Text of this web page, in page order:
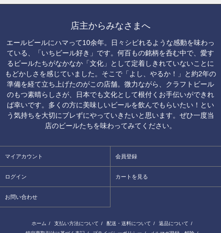
店主からみなさまへ
エールビールにハマって10余年。日々シビれるような感動を味わっ
ている、「いちビール好き」です。何百もの銘柄を呑む中で、愛す
るビールたちがなかなか「文化」として定着しきれていないことに
もどかしさを感じていました。そこで「よし、やるか！」と約2年の
準備を経て立ち上げたのがこの店舗。微力ながら、クラフトビール
のもつ素晴らしさが、日本でも文化として根付くお手伝いができれ
ば幸いです。多くの方に美味しいビールを飲んでもらいたい！とい
う気持ちを大切にブレずにやっていきたいと思います。ぜひ一度当
店のビールたちを味わってみてください。
マイアカウント 会員登録
ログイン カートを見る
お問い合わせ
ホーム / 支払い方法について / 配送・送料について / 返品について /